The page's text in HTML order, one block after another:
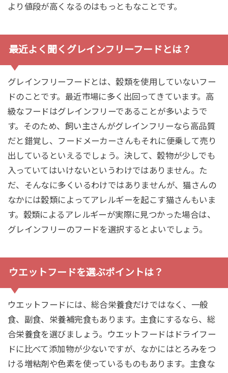
より値段が高くなるのはもっともなことです。
最近よく聞くグレインフリーフードとは？
グレインフリーフードとは、穀類を使用していないフー
ドのことです。最近市場に多く出回ってきています。高
級なフードはグレインフリーであることが多いようで
す。そのため、飼い主さんがグレインフリーなら高品質
だと錯覚し、フードメーカーさんもそれに便乗して売り
出しているといえるでしょう。決して、穀物が少しでも
入っていてはいけないというわけではありません。た
だ、そんなに多くいるわけではありませんが、猫さんの
なかには穀類によってアレルギーを起こす猫さんもいま
す。穀類によるアレルギーが実際に見つかった場合は、
グレインフリーのフードを選択するとよいでしょう。
ウエットフードを選ぶポイントは？
ウエットフードには、総合栄養食だけではなく、一般
食、副食、栄養補完食もあります。主食にするなら、総
合栄養食を選びましょう。ウエットフードはドライフー
ドに比べて添加物が少ないですが、なかにはとろみをつ
ける増粘剤や色素を使っているものもあります。主食な